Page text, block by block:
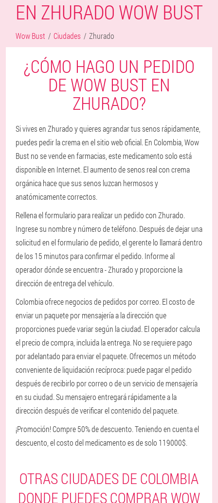
EN ZHURADO WOW BUST
Wow Bust Ciudades Zhurado
¿CÓMO HAGO UN PEDIDO
DE WOW BUST EN
ZHURADO?
Si vives en Zhurado y quieres agrandar tus senos rápidamente,
puedes pedir la crema en el sitio web oficial. En Colombia, Wow
Bust no se vende en farmacias, este medicamento solo está
disponible en Internet. El aumento de senos real con crema
orgánica hace que sus senos luzcan hermosos y
anatómicamente correctos.
Rellena el formulario para realizar un pedido con Zhurado.
Ingrese su nombre y número de teléfono. Después de dejar una
solicitud en el formulario de pedido, el gerente lo llamará dentro
de los 15 minutos para confirmar el pedido. Informe al
operador dónde se encuentra - Zhurado y proporcione la
dirección de entrega del vehículo.
Colombia ofrece negocios de pedidos por correo. El costo de
enviar un paquete por mensajería a la dirección que
proporciones puede variar según la ciudad. El operador calcula
el precio de compra, incluida la entrega. No se requiere pago
por adelantado para enviar el paquete. Ofrecemos un método
conveniente de liquidación recíproca: puede pagar el pedido
después de recibirlo por correo o de un servicio de mensajería
en su ciudad. Su mensajero entregará rápidamente a la
dirección después de verificar el contenido del paquete.
¡Promoción! Compre 50% de descuento. Teniendo en cuenta el
descuento, el costo del medicamento es de solo 119000$.
OTRAS CIUDADES DE COLOMBIA
DONDE PUEDES COMPRAR WOW